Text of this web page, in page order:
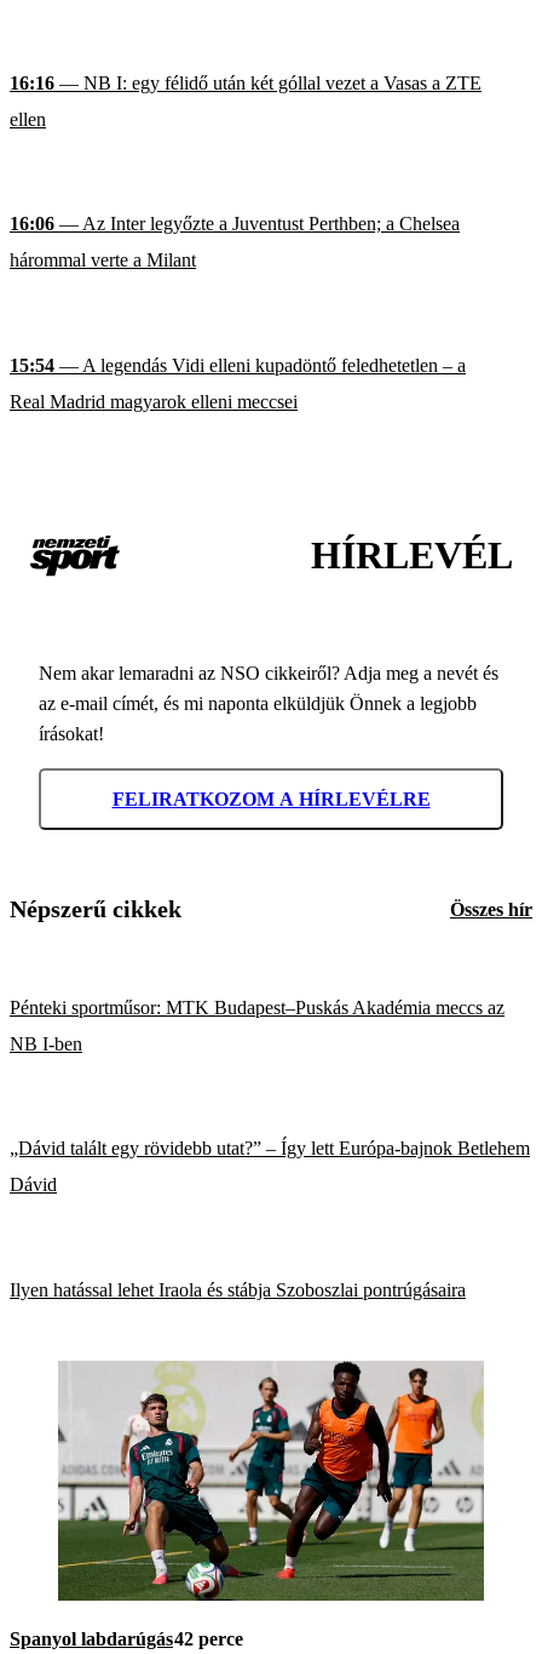
16:16 — NB I: egy félidő után két góllal vezet a Vasas a ZTE
ellen
16:06 — Az Inter legyőzte a Juventust Perthben; a Chelsea
hárommal verte a Milant
15:54 — A legendás Vidi elleni kupadöntő feledhetetlen – a
Real Madrid magyarok elleni meccsei
HÍRLEVÉL
Nem akar lemaradni az NSO cikkeiről? Adja meg a nevét és
az e-mail címét, és mi naponta elküldjük Önnek a legjobb
írásokat!
FELIRATKOZOM A HÍRLEVÉLRE
Népszerű cikkek Összes hír
Pénteki sportműsor: MTK Budapest–Puskás Akadémia meccs az
NB I-ben
„Dávid talált egy rövidebb utat?” – Így lett Európa-bajnok Betlehem
Dávid
Ilyen hatással lehet Iraola és stábja Szoboszlai pontrúgásaira
Spanyol labdarúgás42 perce